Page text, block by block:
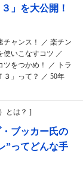
」を大公開！
チャンス！ ／ 楽チン
使いこなすコツ ／
ツをつかめ！ ／ トラ
３」って？ ／ 50年
とは？ ]
ブッカー氏の
”ってどんな手